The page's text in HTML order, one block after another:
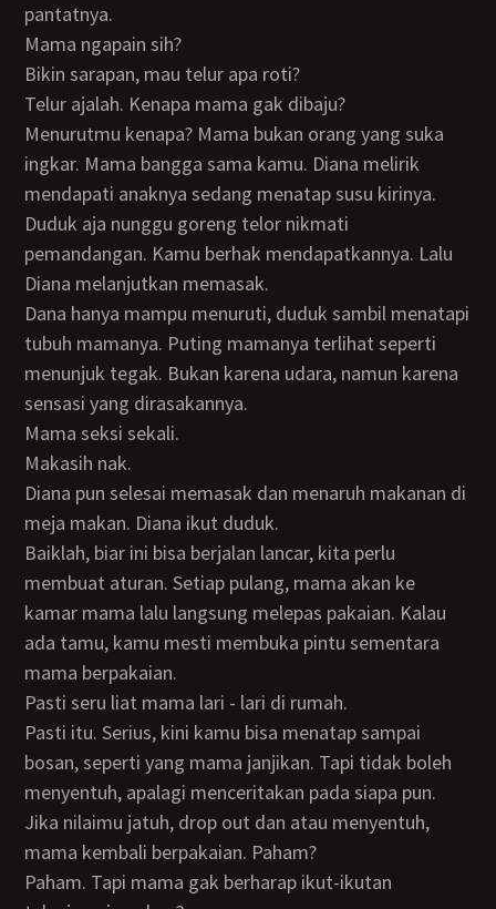
pantatnya.
Mama ngapain sih?
Bikin sarapan, mau telur apa roti?
Telur ajalah. Kenapa mama gak dibaju?
Menurutmu kenapa? Mama bukan orang yang suka
ingkar. Mama bangga sama kamu. Diana melirik
mendapati anaknya sedang menatap susu kirinya.
Duduk aja nunggu goreng telor nikmati
pemandangan. Kamu berhak mendapatkannya. Lalu
Diana melanjutkan memasak.
Dana hanya mampu menuruti, duduk sambil menatapi
tubuh mamanya. Puting mamanya terlihat seperti
menunjuk tegak. Bukan karena udara, namun karena
sensasi yang dirasakannya.
Mama seksi sekali.
Makasih nak.
Diana pun selesai memasak dan menaruh makanan di
meja makan. Diana ikut duduk.
Baiklah, biar ini bisa berjalan lancar, kita perlu
membuat aturan. Setiap pulang, mama akan ke
kamar mama lalu langsung melepas pakaian. Kalau
ada tamu, kamu mesti membuka pintu sementara
mama berpakaian.
Pasti seru liat mama lari - lari di rumah.
Pasti itu. Serius, kini kamu bisa menatap sampai
bosan, seperti yang mama janjikan. Tapi tidak boleh
menyentuh, apalagi menceritakan pada siapa pun.
Jika nilaimu jatuh, drop out dan atau menyentuh,
mama kembali berpakaian. Paham?
Paham. Tapi mama gak berharap ikut-ikutan